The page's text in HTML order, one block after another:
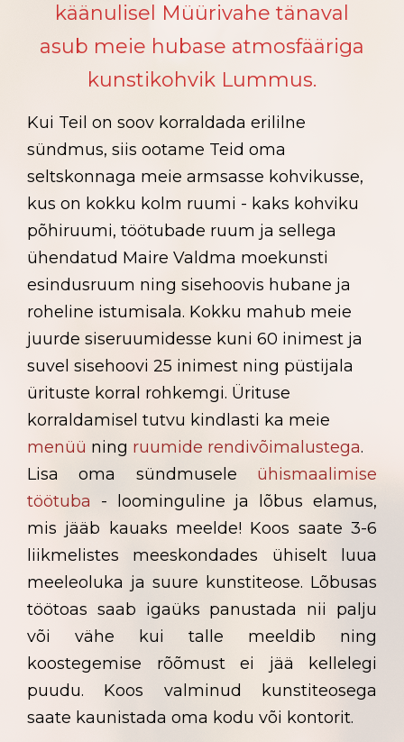
käänulisel Müürivahe tänaval
asub meie hubase atmosfääriga
kunstikohvik Lummus.
Kui Teil on soov korraldada erililne
sündmus, siis ootame Teid oma
seltskonnaga meie armsasse kohvikusse,
kus on kokku kolm ruumi - kaks kohviku
põhiruumi, töötubade ruum ja sellega
ühendatud Maire Valdma moekunsti
esindusruum ning sisehoovis hubane ja
roheline istumisala. Kokku mahub meie
juurde siseruumidesse kuni 60 inimest ja
suvel sisehoovi 25 inimest ning püstijala
ürituste korral rohkemgi. Ürituse
korraldamisel tutvu kindlasti ka meie
menüü ning ruumide rendivõimalustega.
Lisa oma sündmusele ühismaalimise
töötuba - loominguline ja lõbus elamus,
mis jääb kauaks meelde! Koos saate 3-6
liikmelistes meeskondades ühiselt luua
meeleoluka ja suure kunstiteose. Lõbusas
töötoas saab igaüks panustada nii palju
või vähe kui talle meeldib ning
koostegemise rõõmust ei jää kellelegi
puudu. Koos valminud kunstiteosega
saate kaunistada oma kodu või kontorit.